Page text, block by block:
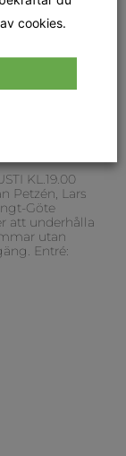
KL.18.00
Präst: Nina
Lassbo
KL.19.00
Petzén, Lars
Göte
att underhålla
utan
Entré:
cookies.